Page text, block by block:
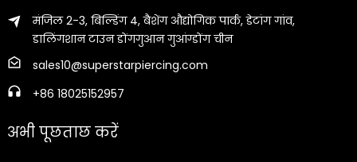
मंजिल 2-3, बिल्डिंग 4, बैशेंग औद्योगिक पार्क, डेटांग गांव,
डालिंगशान टाउन डोंगगुआन गुआंग्डोंग चीन
sales10@superstarpiercing.com
+86 18025152957
अभी पूछताछ करें